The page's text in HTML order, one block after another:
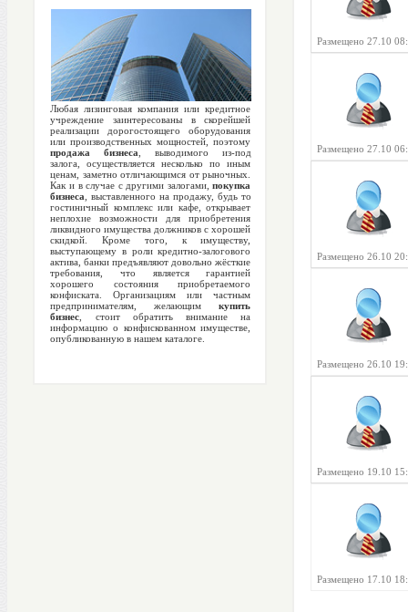
Любая лизинговая компания или кредитное
учреждение заинтересованы в скорейшей
реализации дорогостоящего оборудования
или производственных мощностей, поэтому
продажа бизнеса , выводимого из-под
залога, осуществляется несколько по иным
ценам, заметно отличающимся от рыночных.
Как и в случае с другими залогами,покупка
бизнеса
, выставленного на продажу, будь то
гостиничный комплекс или кафе, открывает
неплохие возможности для приобретения
ликвидного имущества должников с хорошей
скидкой. Кроме того, к имуществу,
выступающему в роли кредитно-залогового
актива, банки предъявляют довольно жёсткие
требования, что является гарантией
хорошего состояния приобретаемого
конфиската. Организациям или частным
предпринимателям, желающимкупить
бизнес , стоит обратить внимание на
информацию о конфискованном имуществе,
опубликованную в нашем каталоге.
Размещено 27.10
Размещено 27.10
Размещено 26.10
Размещено 26.10
Размещено 19.10
Размещено 17.10